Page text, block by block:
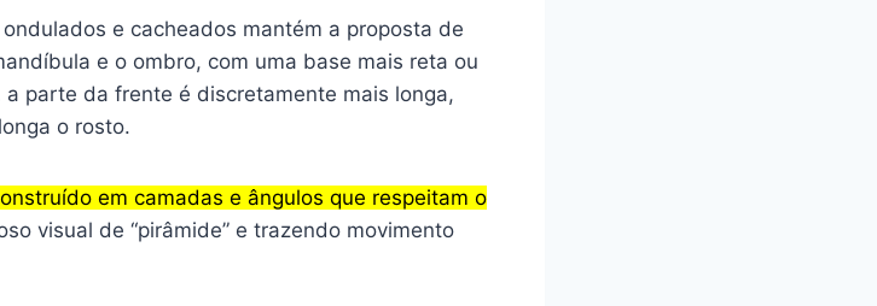
e cacheados mantém a proposta de
e o ombro, com uma base mais reta ou
parte da frente é discretamente mais longa,
o rosto.
em camadas e ângulos que respeitam o
visual de “pirâmide” e trazendo movimento